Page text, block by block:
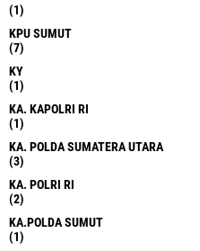
(1)
KPU SUMUT
(7)
KY
(1)
KA. KAPOLRI RI
(1)
KA. POLDA SUMATERA UTARA
(3)
KA. POLRI RI
(2)
KA.POLDA SUMUT
(1)